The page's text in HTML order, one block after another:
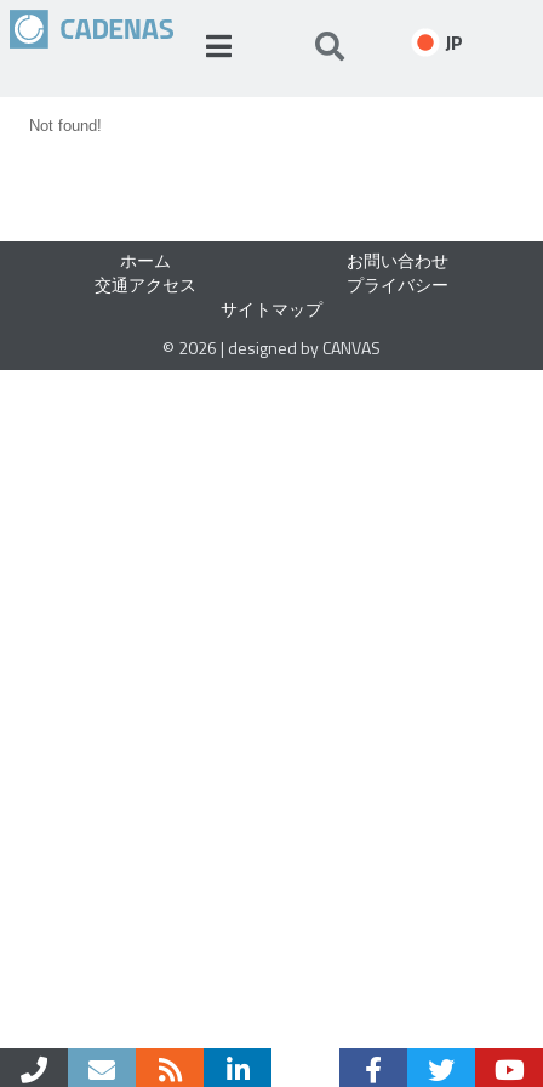
JP
Not found!
ホーム
お問い合わせ
交通アクセス
プライバシー
サイトマップ
© 2026 | designed by CANVAS